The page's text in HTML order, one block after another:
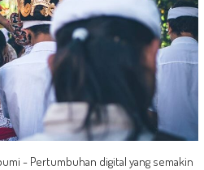
- Pertumbuhan digital yang semakin